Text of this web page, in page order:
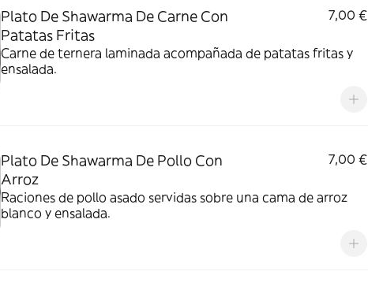
Plato De Shawarma De Carne Con
Patatas Fritas
7,00 €
Carne de ternera laminada acompañada de patatas fritas y
ensalada.
Plato De Shawarma De Pollo Con
Arroz
7,00 €
Raciones de pollo asado servidas sobre una cama de arroz
blanco y ensalada.